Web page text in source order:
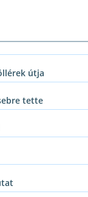
útja
tette